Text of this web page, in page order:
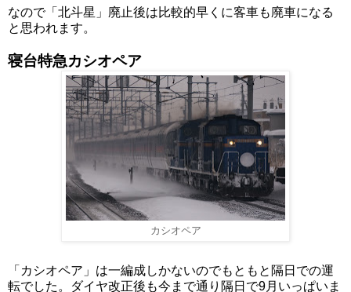
なので「北斗星」廃止後は比較的早くに客車も廃車になる
と思われます。
寝台特急カシオペア
カシオペア
「カシオペア」は一編成しかないのでもともと隔日での運
転でした。ダイヤ改正後も今まで通り隔日で9月いっぱいま